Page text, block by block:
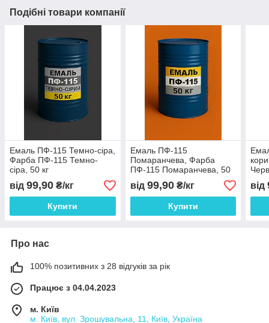
Подібні товари компанії
Емаль ПФ-115 Темно-сіра,
Фарба ПФ-115 Темно-
сіра, 50 кг
від 99,90 ₴/кг
Купити
Емаль ПФ-115
Помаранчева, Фарба
ПФ-115 Помаранчева, 50
від 99,90₴/кг
Купити
від
Про нас
100% позитивних з 28 відгуків за рік
Працює з 04.04.2023
м. Київ
м. Київ, вул. Зрошувальна, 11, Київ, Україна